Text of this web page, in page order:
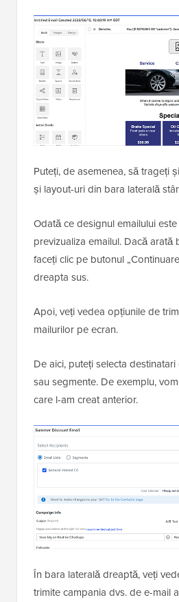
Puteți, de asemenea, să trageți
și layout-uri din bara laterală
Odată ce designul emailului
previzualiza emailul. Dacă arată
faceți clic pe butonul
dreapta sus.
Apoi, veți vedea opțiunile de
mailurilor pe ecran.
De aici, puteți selecta
sau segmente. De exemplu,
care l-am creat anterior.
În bara laterală dreaptă, veți
trimite campania dvs. de e-mail